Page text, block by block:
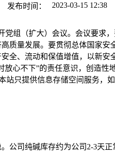
发布时间：
2023-03-15 12:38
组（扩大）会议。会议要
质量发展。要贯彻总体国家
全、流动和保值增值，以新
心不下”的责任意识，创造性
站只提供信息存储空间服务，
公司纯碱库存约为公司2-3天正